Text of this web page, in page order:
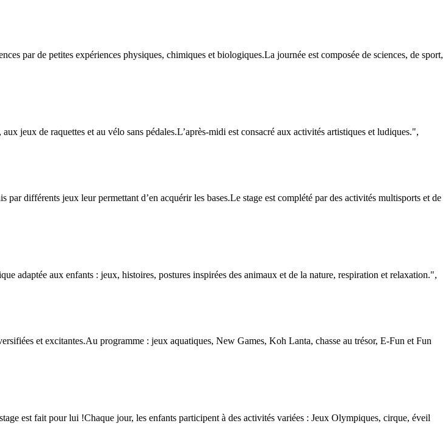
par de petites expériences physiques, chimiques et biologiques.La journée est composée de sciences, de sport,
jeux de raquettes et au vélo sans pédales.L’après-midi est consacré aux activités artistiques et ludiques.",
différents jeux leur permettant d’en acquérir les bases.Le stage est complété par des activités multisports et de
adaptée aux enfants : jeux, histoires, postures inspirées des animaux et de la nature, respiration et relaxation.",
et excitantes.Au programme : jeux aquatiques, New Games, Koh Lanta, chasse au trésor, E-Fun et Fun
est fait pour lui !Chaque jour, les enfants participent à des activités variées : Jeux Olympiques, cirque, éveil